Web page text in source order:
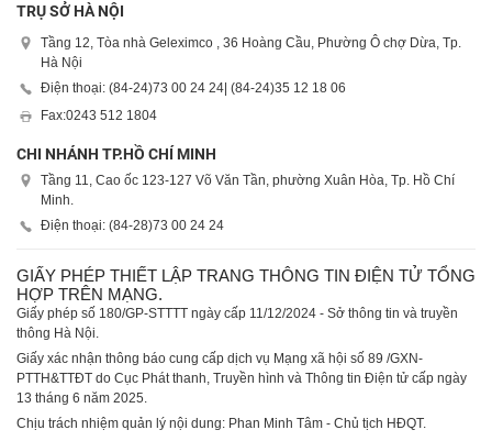
TRỤ SỞ HÀ NỘI
Tầng 12, Tòa nhà Geleximco , 36 Hoàng Cầu, Phường Ô chợ Dừa, Tp.
Hà Nội
Điện thoại: (84-24)73 00 24 24| (84-24)35 12 18 06
Fax:0243 512 1804
CHI NHÁNH TP.HỒ CHÍ MINH
Tầng 11, Cao ốc 123-127 Võ Văn Tần, phường Xuân Hòa, Tp. Hồ Chí
Minh.
Điện thoại: (84-28)73 00 24 24
GIẤY PHÉP THIẾT LẬP TRANG THÔNG TIN ĐIỆN TỬ TỔNG
HỢP TRÊN MẠNG.
Giấy phép số 180/GP-STTTT ngày cấp 11/12/2024 - Sở thông tin và truyền
thông Hà Nội.
Giấy xác nhận thông báo cung cấp dịch vụ Mạng xã hội số 89 /GXN-
PTTH&TTĐT do Cục Phát thanh, Truyền hình và Thông tin Điện tử cấp ngày
13 tháng 6 năm 2025.
Chịu trách nhiệm quản lý nội dung: Phan Minh Tâm - Chủ tịch HĐQT.